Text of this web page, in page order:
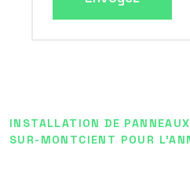
INSTALLATION DE
SUR-MONTCIENT POUR